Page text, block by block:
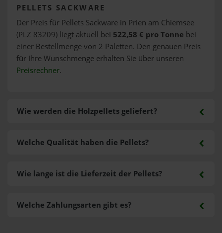
PELLETS SACKWARE
Der Preis für Pellets Sackware in Prien am Chiemsee
(PLZ 83209) liegt aktuell bei 522,58 € pro Tonne bei
einer Bestellmenge von 2 Paletten. Den genauen Preis
für Ihre Wunschmenge erhalten Sie über unseren
Preisrechner.
Wie werden die Holzpellets geliefert?
Welche Zahlungsarten gibt es?
Welche Qualität haben die Pellets?
Wie lange ist die Lieferzeit der Pellets?